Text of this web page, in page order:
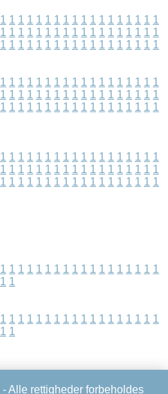
1 1 1 1 1 1 1 1 1 1 1 1 1 1 1 1 1 1
1 1 1 1 1 1 1 1 1 1 1 1 1 1 1 1 1 1
1 1 1 1 1 1 1 1 1 1 1 1 1 1 1 1 1 1
1 1 1 1 1 1 1 1 1 1 1 1 1 1 1 1 1 1
1 1 1 1 1 1 1 1 1 1 1 1 1 1 1 1 1 1
1 1 1 1 1 1 1 1 1 1 1 1 1 1 1 1 1 1
1 1 1 1 1 1 1 1 1 1 1 1 1 1 1 1 1 1
1 1 1 1 1 1 1 1 1 1 1 1 1 1 1 1 1 1
1 1 1 1 1 1 1 1 1 1 1 1 1 1 1 1 1 1
1 1 1 1 1 1 1 1 1 1 1 1 1 1 1 1 1 1
1 1
1 1 1 1 1 1 1 1 1 1 1 1 1 1 1 1 1 1
1 1
- Alle rettigheder forbeholdes